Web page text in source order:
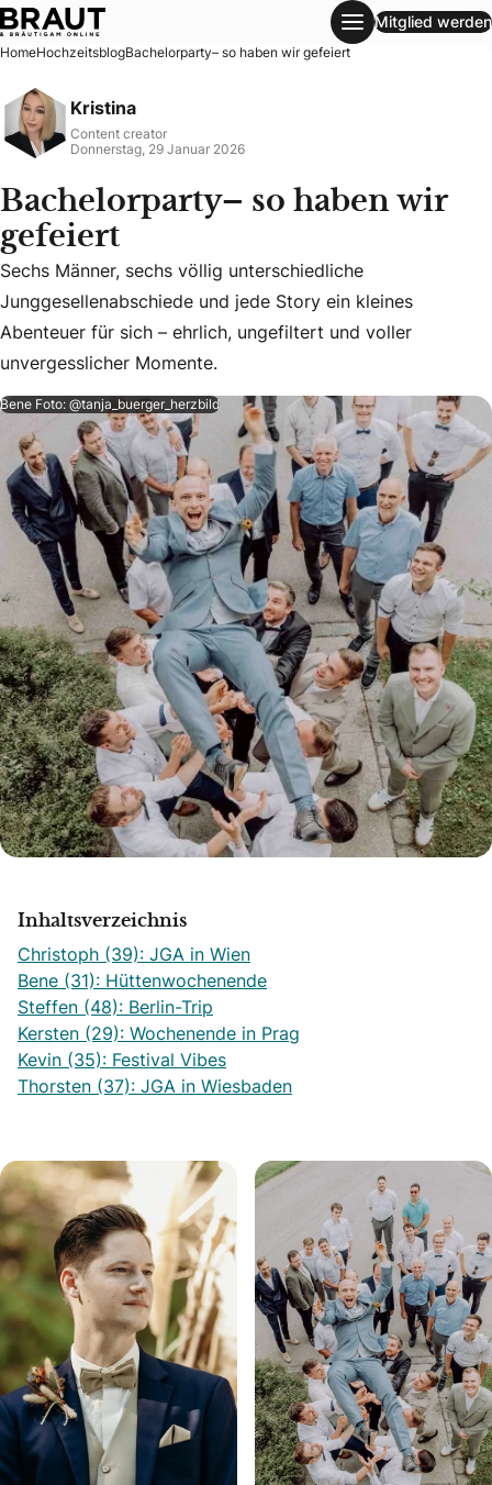
Bachelorparty– so haben wir gefeiert
Mitglied werden
HomeHochzeitsblogBachelorparty– so haben wir gefeiert
Kristina
Content creator
Donnerstag, 29 Januar 2026
Bachelorparty– so haben wir
gefeiert
Sechs Männer, sechs völlig unterschiedliche
Sechs Männer, sechs völlig unterschiedliche
Junggesellenabschiede und jede Story ein kleines
Abenteuer für sich – ehrlich, ungefiltert und voller
unvergesslicher Momente.
Bene Foto: @tanja_buerger_herzbild
Inhaltsverzeichnis
Christoph (39): JGA in Wien
Bene (31): Hüttenwochenende
Steffen (48): Berlin-Trip
Kersten (29): Wochenende in Prag
Kevin (35): Festival Vibes
Thorsten (37): JGA in Wiesbaden